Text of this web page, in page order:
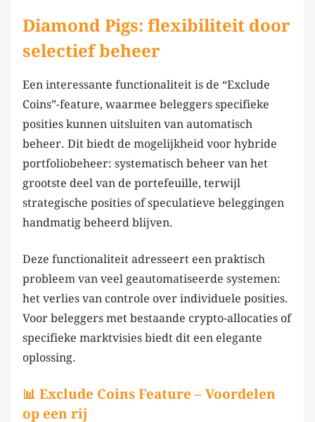
Diamond Pigs: flexibiliteit door
selectief beheer
Een interessante functionaliteit is de “Exclude
Coins”-feature, waarmee beleggers specifieke
posities kunnen uitsluiten van automatisch
beheer. Dit biedt de mogelijkheid voor hybride
portfoliobeheer: systematisch beheer van het
grootste deel van de portefeuille, terwijl
strategische posities of speculatieve beleggingen
handmatig beheerd blijven.
Deze functionaliteit adresseert een praktisch
probleem van veel geautomatiseerde systemen:
het verlies van controle over individuele posities.
Voor beleggers met bestaande crypto-allocaties of
specifieke marktvisies biedt dit een elegante
oplossing.
📊 Exclude Coins Feature – Voordelen
op een rij